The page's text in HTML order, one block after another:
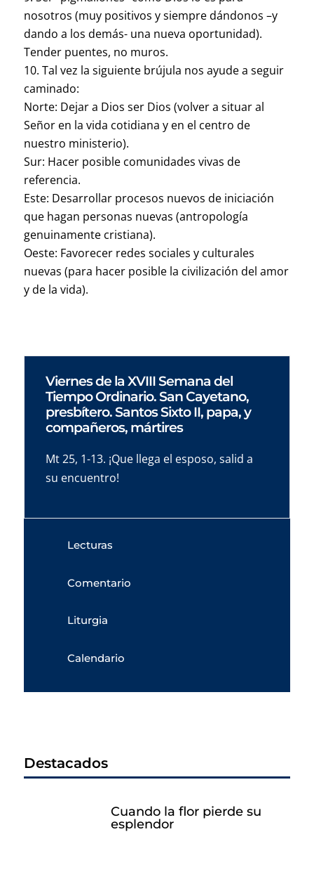
nosotros (muy positivos y siempre dándonos –y
dando a los demás- una nueva oportunidad).
Tender puentes, no muros.
Tal vez la siguiente brújula nos ayude a seguir
caminado:
Norte: Dejar a Dios ser Dios (volver a situar al
Señor en la vida cotidiana y en el centro de
nuestro ministerio).
Sur: Hacer posible comunidades vivas de
referencia.
Este: Desarrollar procesos nuevos de iniciación
que hagan personas nuevas (antropología
genuinamente cristiana).
Oeste: Favorecer redes sociales y culturales
nuevas (para hacer posible la civilización del amor
y de la vida).
Viernes de la XVIII Semana del
Tiempo Ordinario. San Cayetano,
presbítero. Santos Sixto II, papa, y
compañeros, mártires
Mt 25, 1-13. ¡Que llega el esposo, salid a
su encuentro!
Lecturas
Comentario
Liturgia
Calendario
Destacados
Cuando la flor pierde su
esplendor